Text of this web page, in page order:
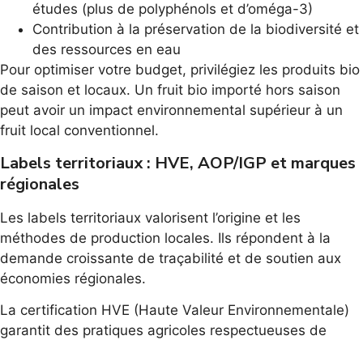
études (plus de polyphénols et d’oméga-3)
Contribution à la préservation de la biodiversité et
des ressources en eau
Pour optimiser votre budget, privilégiez les produits bio
de saison et locaux. Un fruit bio importé hors saison
peut avoir un impact environnemental supérieur à un
fruit local conventionnel.
Labels territoriaux : HVE, AOP/IGP et marques
régionales
Les labels territoriaux valorisent l’origine et les
méthodes de production locales. Ils répondent à la
demande croissante de traçabilité et de soutien aux
économies régionales.
La certification HVE (Haute Valeur Environnementale)
garantit des pratiques agricoles respectueuses de